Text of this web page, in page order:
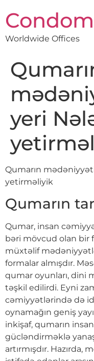
Worldwide Offices
yeri
Qumarın
yetirməliyik
Qumarın
Qumar, insan
bəri mövcud olan bir
müxtəlif
formalar almışdır.
qumar oyunları, dini
təşkil edilirdi. Eyni
cəmiyyətlərində də
oynamağın geniş
inkişaf, qumarın
gücləndirməklə
artırmışdır.